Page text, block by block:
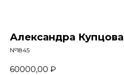
Александра Купцова
№1845
60000,00 ₽